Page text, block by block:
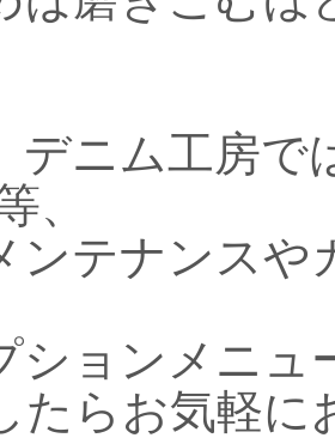
デニム工房で
、
ンテナンスや
ションメニュ
たらお気軽に